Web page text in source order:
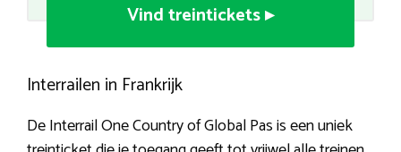
Vind treintickets ▸
Interrailen in Frankrijk
De Interrail One Country of Global Pas is een uniek